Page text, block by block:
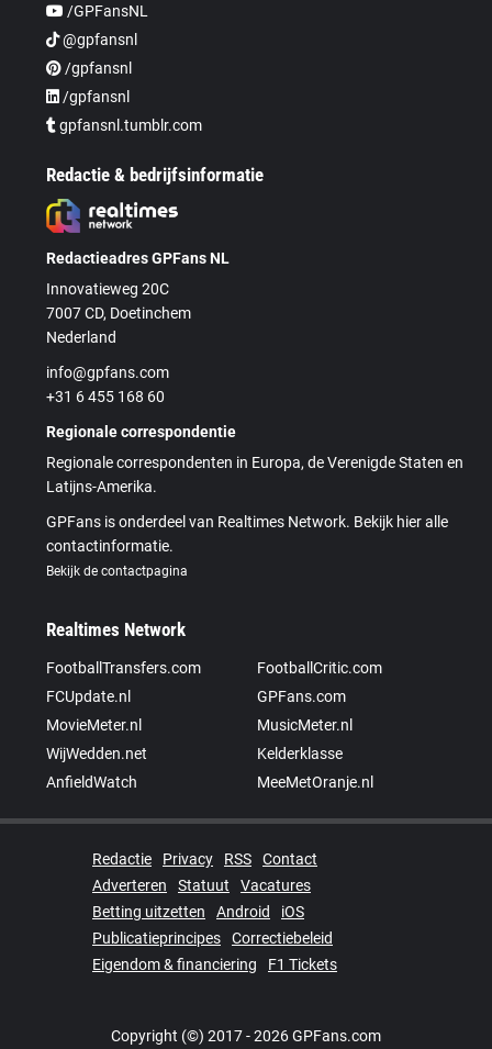
/GPFansNL
@gpfansnl
/gpfansnl
/gpfansnl
gpfansnl.tumblr.com
Redactie & bedrijfsinformatie
Redactieadres GPFans NL
Innovatieweg 20C
7007 CD, Doetinchem
Nederland
info@gpfans.com
+31 6 455 168 60
Regionale correspondentie
Regionale correspondenten in Europa, de Verenigde Staten en
Latijns-Amerika.
GPFans is onderdeel van Realtimes Network. Bekijk hier alle
contactinformatie.
Bekijk de contactpagina
Realtimes Network
FootballTransfers.com
FootballCritic.com
FCUpdate.nl
GPFans.com
MovieMeter.nl
MusicMeter.nl
WijWedden.net
Kelderklasse
AnfieldWatch
MeeMetOranje.nl
Redactie Privacy RSS
Contact
Adverteren
Statuut
Vacatures
Betting uitzetten
Android
iOS
Publicatieprincipes
Correctiebeleid
Eigendom & financiering
F1 Tickets
Copyright (©) 2017 - 2026 GPFans.com